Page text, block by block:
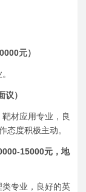
元）
议）
材应用专业，良
态度积极主动。
15000元，地
专业，良好的英